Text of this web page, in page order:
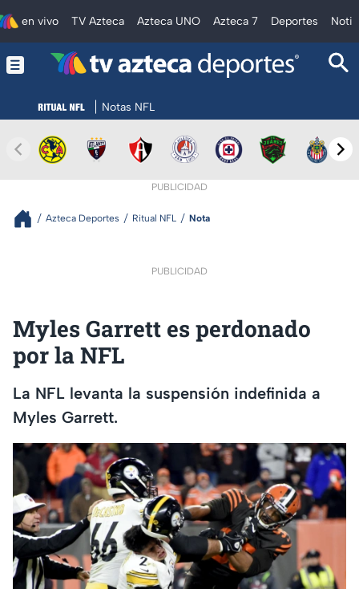
en vivo TV Azteca Azteca UNO Azteca 7 Deportes
Notas NFL
PUBLICIDAD
Azteca Deportes Ritual NFL Nota
PUBLICIDAD
Myles Garrett es perdonado
por la NFL
La NFL levanta la suspensión indefinida a
Myles Garrett.